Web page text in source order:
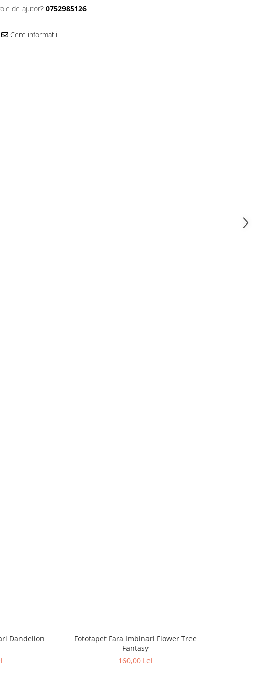
de ajutor? 0752985126
Cere informatii
Dandelion
Fototapet Fara Imbinari Flower Tree
Fantasy
160,00 Lei